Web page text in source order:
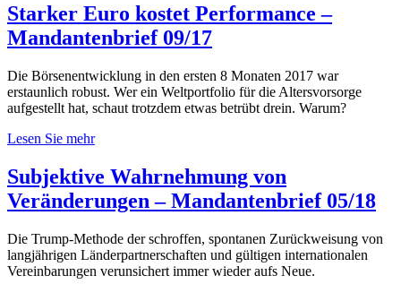
Starker Euro kostet Performance –
Mandantenbrief 09/17
Die Börsenentwicklung in den ersten 8 Monaten 2017 war
erstaunlich robust. Wer ein Weltportfolio für die Altersvorsorge
aufgestellt hat, schaut trotzdem etwas betrübt drein. Warum?
Lesen Sie mehr
Subjektive Wahrnehmung von
Veränderungen – Mandantenbrief 05/18
Die Trump-Methode der schroffen, spontanen Zurückweisung von
langjährigen Länderpartnerschaften und gültigen internationalen
Vereinbarungen verunsichert immer wieder aufs Neue.